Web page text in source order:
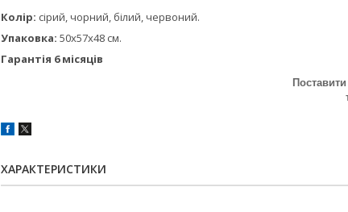
Колір: сірий, чорний, білий, червоний.
Упаковка: 50х57х48 см.
Гарантія 6 місяців
ХАРАКТЕРИСТИКИ